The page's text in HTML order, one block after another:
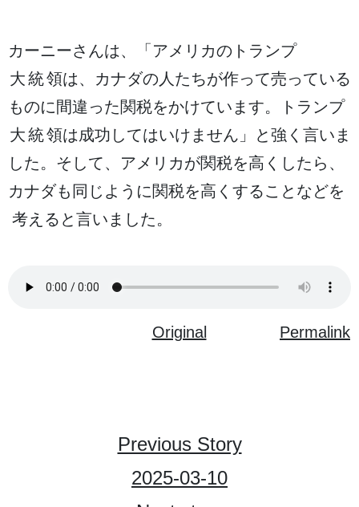
カーニーさんは、「アメリカのトランプ
大統領は、カナダの 人 たちが作って売っている
ものに間違った関税をかけています。トランプ
大統領は成功 してはいけません」と強 く 言いま
した。そして、アメリカが関税を高 くしたら、
カナダも 同 じように関税を高 くすることなどを
考えると言いました。
Original Permalink
Previous Story
2025-03-10